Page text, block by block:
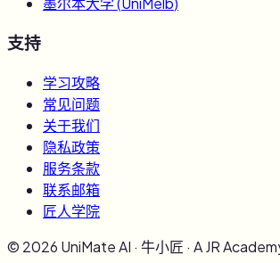
支持
学习攻略
常见问题
关于我们
隐私政策
服务条款
联系邮箱
匠人学院
© 2026 UniMate AI · 牛小匠 · A JR